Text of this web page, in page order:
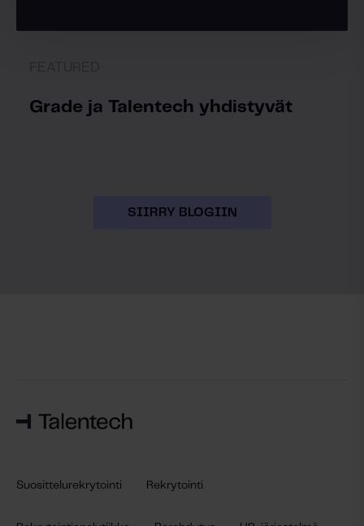
Grade ja Talentech yhdistyvät
SIIRRY BLOGIIN
Suosittelurekrytointi Rekrytointi